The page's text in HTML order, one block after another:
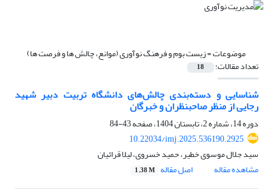
موضوعات =زیست بوم و فرهنگ نوآوری (موانع، چالش ها و فرصت ها)
تعداد مقالات: 18
شناسایی و دسته‌بندی چالش‌های دانشگاه تربیت دبیر شهید
رجایی از منظر صاحبنظران و خبرگان
دوره 14، شماره 2، تابستان 1404، صفحه
43-84
10.22034/imj.2025.536190.2925
سید جلال موسوی خطیر، حمید خسروی، لیلا قرائیان
مشاهده مقاله
اصل مقاله 1.38 M